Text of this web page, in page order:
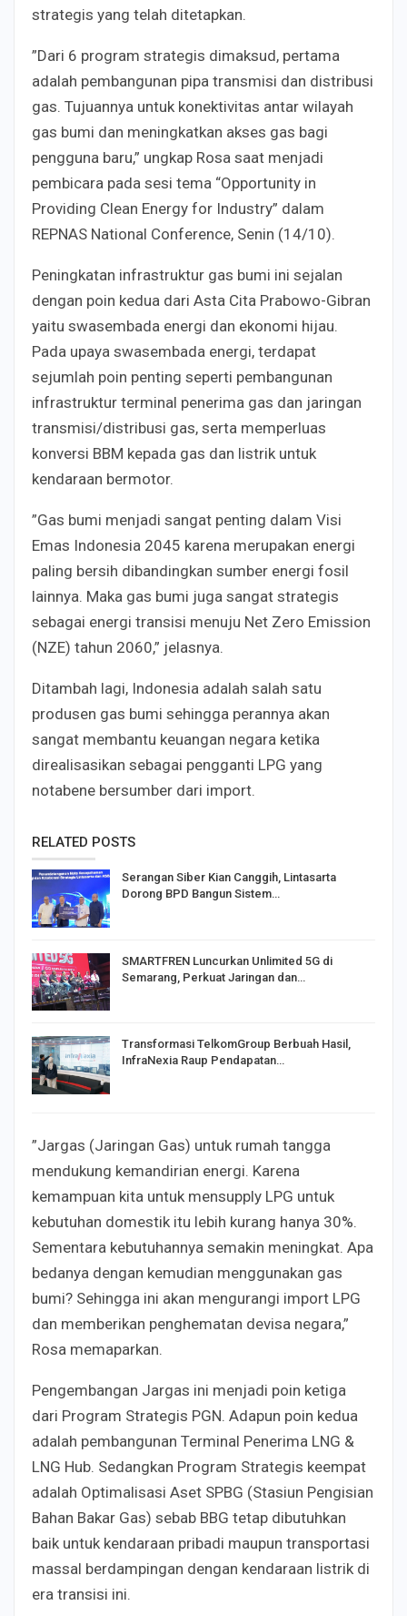
strategis yang telah ditetapkan.
”Dari 6 program strategis dimaksud, pertama
adalah pembangunan pipa transmisi dan distribusi
gas. Tujuannya untuk konektivitas antar wilayah
gas bumi dan meningkatkan akses gas bagi
pengguna baru,” ungkap Rosa saat menjadi
pembicara pada sesi tema “Opportunity in
Providing Clean Energy for Industry” dalam
REPNAS National Conference, Senin (14/10).
Peningkatan infrastruktur gas bumi ini sejalan
dengan poin kedua dari Asta Cita Prabowo-Gibran
yaitu swasembada energi dan ekonomi hijau.
Pada upaya swasembada energi, terdapat
sejumlah poin penting seperti pembangunan
infrastruktur terminal penerima gas dan jaringan
transmisi/distribusi gas, serta memperluas
konversi BBM kepada gas dan listrik untuk
kendaraan bermotor.
”Gas bumi menjadi sangat penting dalam Visi
Emas Indonesia 2045 karena merupakan energi
paling bersih dibandingkan sumber energi fosil
lainnya. Maka gas bumi juga sangat strategis
sebagai energi transisi menuju Net Zero Emission
(NZE) tahun 2060,” jelasnya.
Ditambah lagi, Indonesia adalah salah satu
produsen gas bumi sehingga perannya akan
sangat membantu keuangan negara ketika
direalisasikan sebagai pengganti LPG yang
notabene bersumber dari import.
RELATED POSTS
Serangan Siber Kian Canggih, Lintasarta
Dorong BPD Bangun Sistem…
SMARTFREN Luncurkan Unlimited 5G di
Semarang, Perkuat Jaringan dan…
Transformasi TelkomGroup Berbuah Hasil,
InfraNexia Raup Pendapatan…
”Jargas (Jaringan Gas) untuk rumah tangga
mendukung kemandirian energi. Karena
kemampuan kita untuk mensupply LPG untuk
kebutuhan domestik itu lebih kurang hanya 30%.
Sementara kebutuhannya semakin meningkat. Apa
bedanya dengan kemudian menggunakan gas
bumi? Sehingga ini akan mengurangi import LPG
dan memberikan penghematan devisa negara,”
Rosa memaparkan.
Pengembangan Jargas ini menjadi poin ketiga
dari Program Strategis PGN. Adapun poin kedua
adalah pembangunan Terminal Penerima LNG &
LNG Hub. Sedangkan Program Strategis keempat
adalah Optimalisasi Aset SPBG (Stasiun Pengisian
Bahan Bakar Gas) sebab BBG tetap dibutuhkan
baik untuk kendaraan pribadi maupun transportasi
massal berdampingan dengan kendaraan listrik di
era transisi ini.